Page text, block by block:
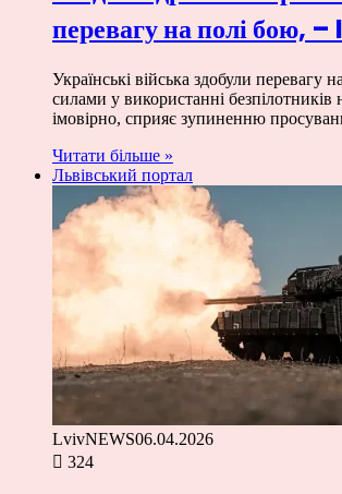
перевагу на полі бою, –
Українські війська здобули перевагу
силами у використанні
імовірно, сприяє зупиненню
Читати більше »
Львівський портал
LvivNEWS06.04.2026
324